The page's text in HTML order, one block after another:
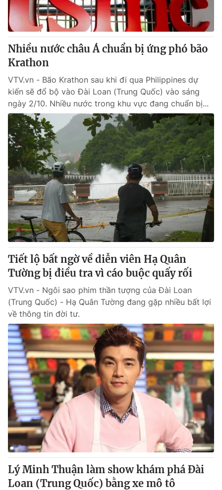
Nhiều nước châu Á chuẩn bị ứng phó bão
Krathon
VTV.vn - Bão Krathon sau khi đi qua Philippines dự
kiến sẽ đổ bộ vào Đài Loan (Trung Quốc) vào sáng
ngày 2/10. Nhiều nước trong khu vực đang chuẩn bị...
Tiết lộ bất ngờ về diễn viên Hạ Quân
Tường bị điều tra vì cáo buộc quấy rối
VTV.vn - Ngôi sao phim thần tượng của Đài Loan
(Trung Quốc) - Hạ Quân Tường đang gặp nhiều bất lợi
về thông tin đời tư.
Lý Minh Thuận làm show khám phá Đài
Loan (Trung Quốc) bằng xe mô tô